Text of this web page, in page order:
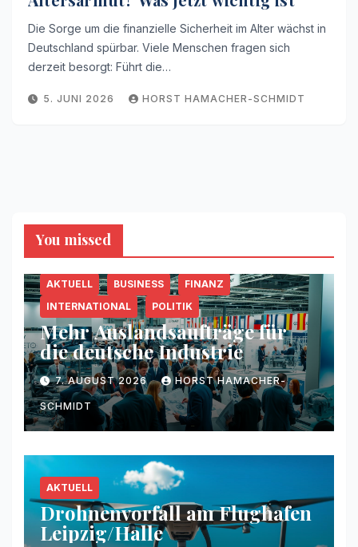
Die Sorge um die finanzielle Sicherheit im Alter wächst in
Deutschland spürbar. Viele Menschen fragen sich
derzeit besorgt: Führt die…
5. JUNI 2026 HORST HAMACHER-SCHMIDT
You missed
AKTUELL BUSINESS
FINANZ
INTERNATIONAL
POLITIK
Mehr Auslandsaufträge für
die deutsche Industrie
7. AUGUST 2026 HORST HAMACHER-
SCHMIDT
AKTUELL
Drohnenvorfall am Flughafen
Leipzig/Halle